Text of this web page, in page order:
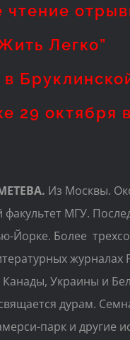
чтение
Легко”
в
29 октября
Из Москвы.
факультет МГУ.
Йорке. Более
журналах
Украины и
дурам.
парк и другие